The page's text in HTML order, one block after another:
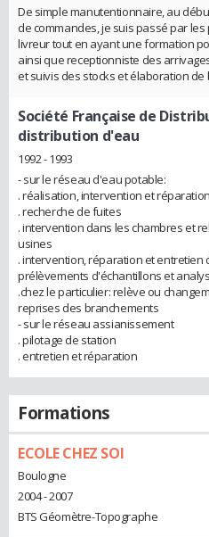
De simple manutentionnaire, au
de commandes, je suis passé par
livreur tout en ayant une formation
ainsi que receptionniste des
et suivis des stocks et élaboration
Société Française de
distribution d'eau
1992 - 1993
- sur le réseau d'eau potable:
. réalisation, intervention et
. recherche de fuites
. intervention dans les chambres et
usines
. intervention, réparation et
prélèvements d'échantillons et
.chez le particulier: relève ou
reprises des branchements
- sur le réseau assianissement
. pilotage de station
. entretien et réparation
Formations
ECOLE CHEZ SOI
Boulogne
2004 - 2007
BTS Géomètre-Topographe